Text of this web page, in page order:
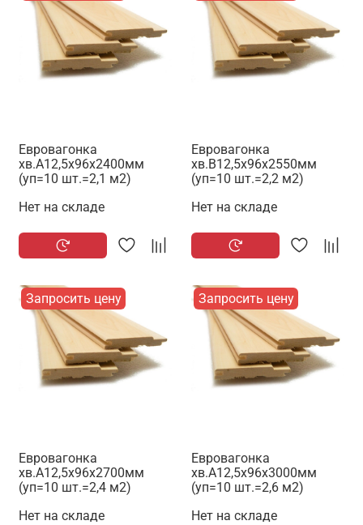
Евровагонка
хв.А12,5х96х2400мм
(уп=10 шт.=2,1 м2)
Нет на складе
Евровагонка
хв.В12,5х96х2550мм
(уп=10 шт.=2,2 м2)
Нет на складе
Запросить цену
Евровагонка
хв.А12,5х96х2700мм
(уп=10 шт.=2,4 м2)
Нет на складе
Запросить цену
Евровагонка
хв.А12,5х96х3000мм
(уп=10 шт.=2,6 м2)
Нет на складе